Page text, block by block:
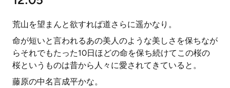
荒山を望まんと欲すれば道さらに遥かなり。
命が短いと言われるあの美人のような美しさを保ちなが
らそれでもたった10日ほどの命を保ち続けてこの桜の
桜というものは昔から人々に愛されてきていると。
藤原の中名言成平かな。